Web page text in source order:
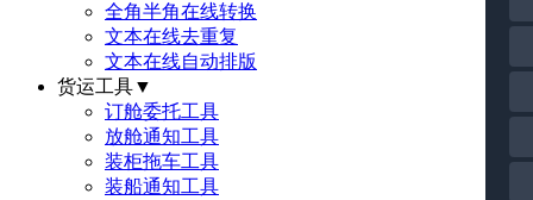
全角半角在线转换
文本在线去重复
文本在线自动排版
货运工具▼
订舱委托工具
放舱通知工具
装柜拖车工具
装船通知工具